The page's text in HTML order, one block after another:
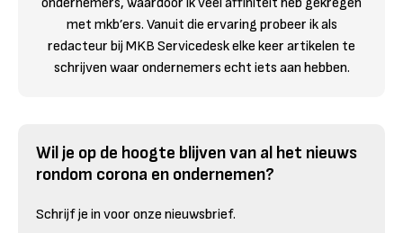
met mkb’ers. Vanuit die ervaring probeer ik als
redacteur bij MKB Servicedesk elke keer artikelen te
schrijven waar ondernemers echt iets aan hebben.
Wil je op de hoogte blijven van al het nieuws
rondom corona en ondernemen?
Schrijf je in voor onze nieuwsbrief.